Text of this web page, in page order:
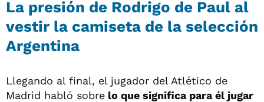
La presión de Rodrigo de Paul al
vestir la camiseta de la selección
Argentina
Llegando al final, el jugador del Atlético de
Madrid habló sobre lo que significa para él jugar